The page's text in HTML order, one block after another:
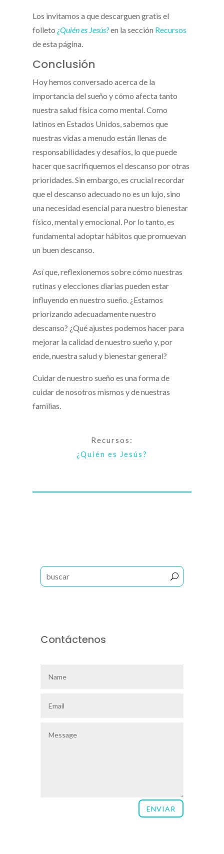
Los invitamos a que descarguen gratis el
folleto ¿Quién es Jesús?en la sección Recursos
de esta página.
Conclusión
Hoy hemos conversado acerca de la
importancia del sueño y cómo afecta tanto
nuestra salud física como mental. Como
latinos en Estados Unidos, sabemos que
nuestras vidas a menudo están llenas de
responsabilidades y desafíos, lo que puede
hacer que sacrifiquemos el descanso por otras
prioridades. Sin embargo, es crucial recordar
que el descanso adecuado no es un lujo, sino
una necesidad esencial para nuestro bienestar
físico, mental y emocional. Por lo tanto, es
fundamental adoptar hábitos que promuevan
un buen descanso.
Así que, reflexionemos sobre cómo nuestras
rutinas y elecciones diarias pueden estar
influyendo en nuestro sueño. ¿Estamos
priorizando adecuadamente nuestro
descanso? ¿Qué ajustes podemos hacer para
mejorar la calidad de nuestro sueño y, por
ende, nuestra salud y bienestar general?
Cuidar de nuestro sueño es una forma de
cuidar de nosotros mismos y de nuestras
familias.
Recursos:
¿Quién es Jesús?
Contáctenos
ENVIAR